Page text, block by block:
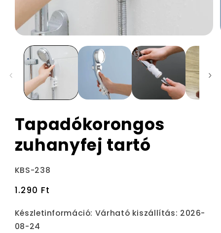
Tapadókorongos
zuhanyfej tartó
Termékváltozat:
KBS-238
Normál
1.290 Ft
Készletinformáció: Várható kiszállítás: 2026-
08-24